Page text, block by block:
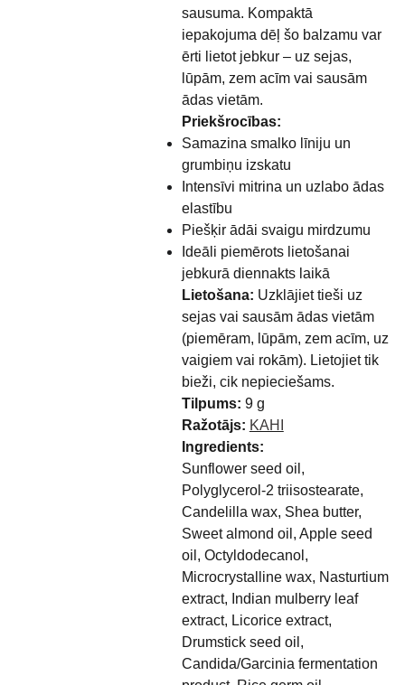
sausuma. Kompaktā
iepakojuma dēļ šo balzamu var
ērti lietot jebkur – uz sejas,
lūpām, zem acīm vai sausām
ādas vietām.
Priekšrocības:
Samazina smalko līniju un
grumbiņu izskatu
Intensīvi mitrina un uzlabo ādas
elastību
Piešķir ādāi svaigu mirdzumu
Ideāli piemērots lietošanai
jebkurā diennakts laikā
Lietošana: Uzklājiet tieši uz
sejas vai sausām ādas vietām
(piemēram, lūpām, zem acīm, uz
vaigiem vai rokām). Lietojiet tik
bieži, cik nepieciešams.
Tilpums: 9 g
Ražotājs: KAHI
Ingredients:
Sunflower seed oil,
Polyglycerol-2 triisostearate,
Candelilla wax, Shea butter,
Sweet almond oil, Apple seed
oil, Octyldodecanol,
Microcrystalline wax, Nasturtium
extract, Indian mulberry leaf
extract, Licorice extract,
Drumstick seed oil,
Candida/Garcinia fermentation